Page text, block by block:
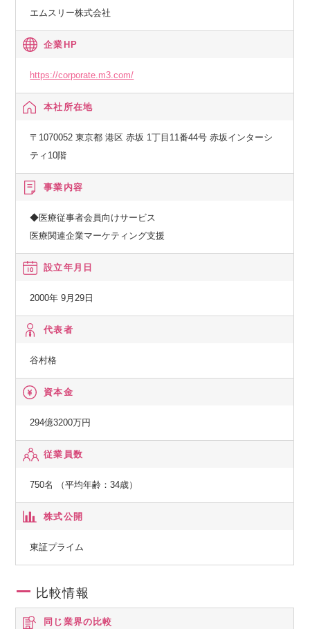
エムスリー株式会社
企業HP
https://corporate.m3.com/
本社所在地
〒1070052 東京都 港区 赤坂 1丁目11番44号 赤坂インターシ
ティ10階
事業内容
◆医療従事者会員向けサービス
医療関連企業マーケティング支援
設立年月日
2000年 9月29日
代表者
谷村格
資本金
294億3200万円
従業員数
750名 （平均年齢：34歳）
株式公開
東証プライム
比較情報
同じ業界の比較